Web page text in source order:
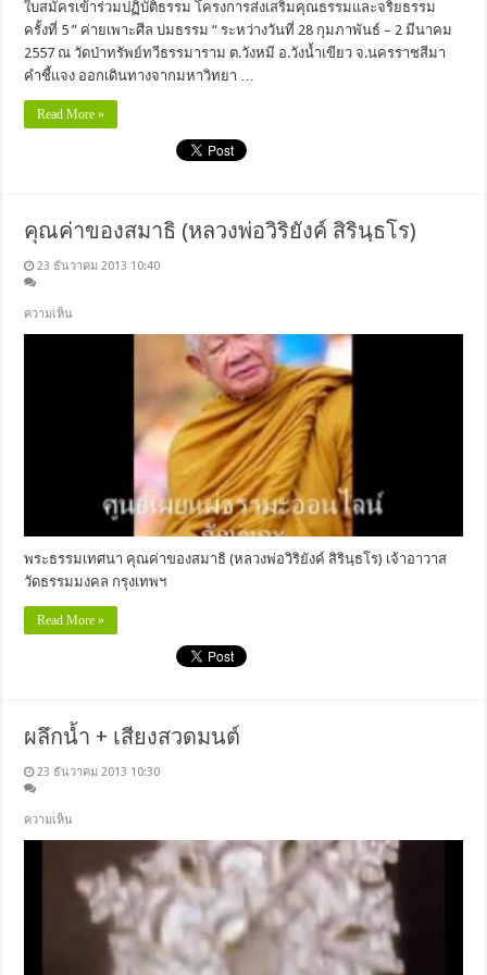
ใบสมัครเข้าร่วมปฏิบัติธรรม โครงการส่งเสริมคุณธรรมและจริยธรรม
ครั้งที่ 5 ” ค่ายเพาะศีล บ่มธรรม “ ระหว่างวันที่ 28 กุมภาพันธ์ – 2 มีนาคม
2557 ณ วัดป่าทรัพย์ทวีธรรมาราม ต.วังหมี อ.วังน้ำเขียว จ.นครราชสีมา
คำชี้แจง ออกเดินทางจากมหาวิทยา …
Read More »
คุณค่าของสมาธิ (หลวงพ่อวิริยังค์ สิรินฺธโร)
23 ธันวาคม 2013 10:40
ความเห็น
พระธรรมเทศนา คุณค่าของสมาธิ (หลวงพ่อวิริยังค์ สิรินฺธโร) เจ้าอาวาส
วัดธรรมมงคล กรุงเทพฯ
Read More »
ผลึกน้ำ + เสียงสวดมนต์
23 ธันวาคม 2013 10:30
ความเห็น